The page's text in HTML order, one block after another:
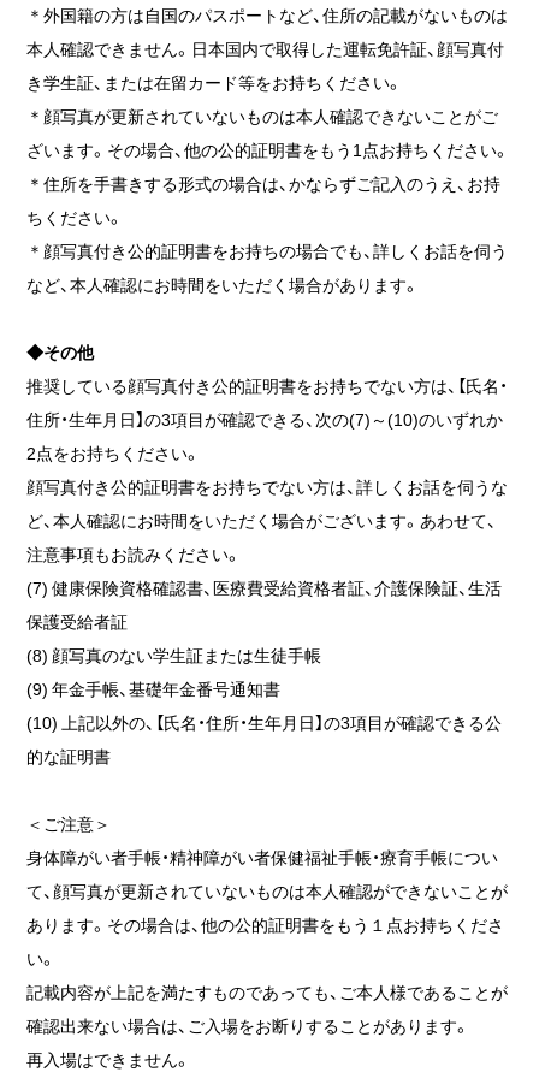
＊外国籍の方は自国のパスポートなど、住所の記載がないものは
本人確認できません。日本国内で取得した運転免許証、顔写真付
き学生証、または在留カード等をお持ちください。
＊顔写真が更新されていないものは本人確認できないことがご
ざいます。その場合、他の公的証明書をもう1点お持ちください。
＊住所を手書きする形式の場合は、かならずご記入のうえ、お持
ちください。
＊顔写真付き公的証明書をお持ちの場合でも、詳しくお話を伺う
など、本人確認にお時間をいただく場合があります。
◆その他
推奨している顔写真付き公的証明書をお持ちでない方は、【氏名・
住所・生年月日】の3項目が確認できる、次の(7)～(10)のいずれか
2点をお持ちください。
顔写真付き公的証明書をお持ちでない方は、詳しくお話を伺うな
ど、本人確認にお時間をいただく場合がございます。あわせて、
注意事項もお読みください。
(7) 健康保険資格確認書、医療費受給資格者証、介護保険証、生活
保護受給者証
(8) 顔写真のない学生証または生徒手帳
(9) 年金手帳、基礎年金番号通知書
(10) 上記以外の、【氏名・住所・生年月日】の3項目が確認できる公
的な証明書
＜ご注意＞
身体障がい者手帳・精神障がい者保健福祉手帳・療育手帳につい
て、顔写真が更新されていないものは本人確認ができないことが
あります。その場合は、他の公的証明書をもう１点お持ちくださ
い。
記載内容が上記を満たすものであっても、ご本人様であることが
確認出来ない場合は、ご入場をお断りすることがあります。
再入場はできません。